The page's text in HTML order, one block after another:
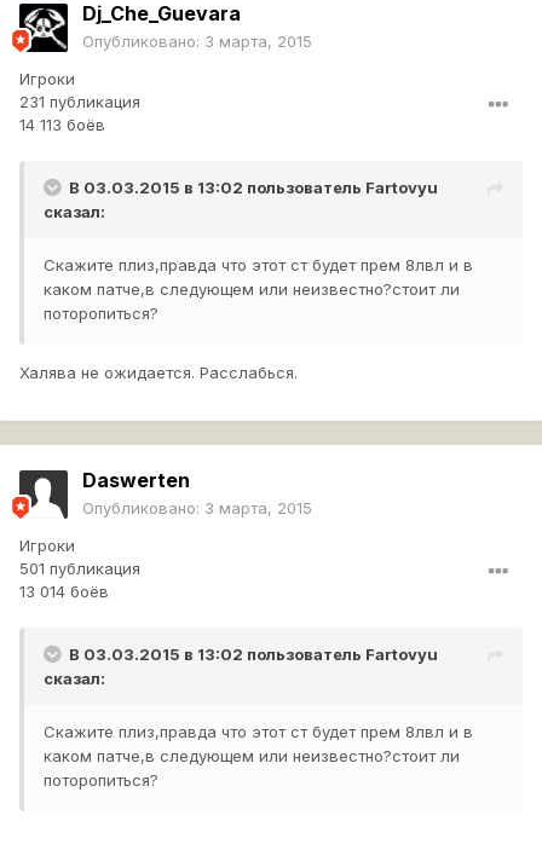
Dj_Che_Guevara
Опубликовано: 3 марта, 2015
Игроки
231 публикация
14 113 боёв
В 03.03.2015 в 13:02 пользователь Fartovyu
сказал:
Скажите плиз,правда что этот ст будет прем 8лвл и в
каком патче,в следующем или неизвестно?стоит ли
поторопиться?
Халява не ожидается. Расслабься.
Daswerten
Опубликовано: 3 марта, 2015
Игроки
501 публикация
13 014 боёв
В 03.03.2015 в 13:02 пользователь Fartovyu
сказал:
Скажите плиз,правда что этот ст будет прем 8лвл и в
каком патче,в следующем или неизвестно?стоит ли
поторопиться?